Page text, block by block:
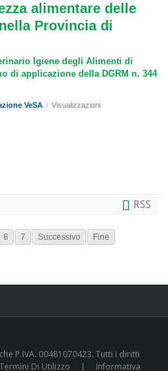
alimentare delle
Provincia di
Igiene degli Alimenti di
di applicazione della DGRM n. 344
VeSA / Visualizzazioni
RSS
6 7 Successivo Fine
P.IVA. 00481070423. Tutti i diritti
Termini Di Utilizzo | Informativa